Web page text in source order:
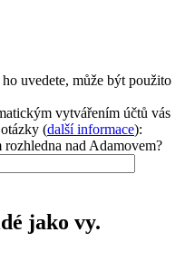
uvedete, může být použito
vytvářením účtů vás
(další informace):
nad Adamovem?
jako vy.